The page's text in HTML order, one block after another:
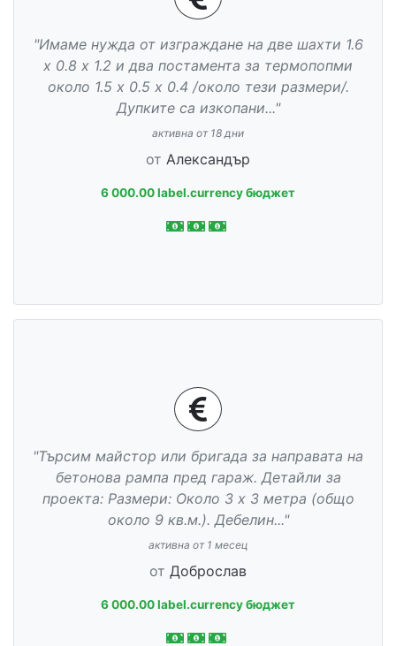
"Имаме нужда от изграждане на две шахти 1.6
х 0.8 х 1.2 и два постамента за термопопми
около 1.5 х 0.5 х 0.4 /около тези размери/.
Дупките са изкопани..."
активна от 18 дни
от Александър
6 000.00 label.currency бюджет
"Търсим майстор или бригада за направата на
бетонова рампа пред гараж. Детайли за
проекта: Размери: Около 3 х 3 метра (общо
около 9 кв.м.). Дебелин..."
активна от 1 месец
от Доброслав
6 000.00 label.currency бюджет